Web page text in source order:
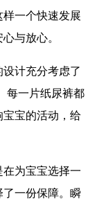
一个快速发展
与放心。
计充分考虑了
每一片纸尿裤都
宝的活动，给
为宝宝选择一
一份保障。瞬